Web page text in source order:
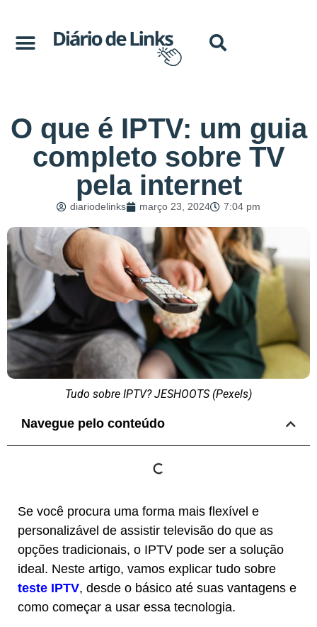
O que é IPTV: um guia
completo sobre TV
pela internet
diariodelinks março 23, 2024 7:04 pm
Tudo sobre IPTV? JESHOOTS (Pexels)
Navegue pelo conteúdo
Se você procura uma forma mais flexível e
personalizável de assistir televisão do que as
opções tradicionais, o IPTV pode ser a solução
ideal. Neste artigo, vamos explicar tudo sobre
teste IPTV, desde o básico até suas vantagens e
como começar a usar essa tecnologia.